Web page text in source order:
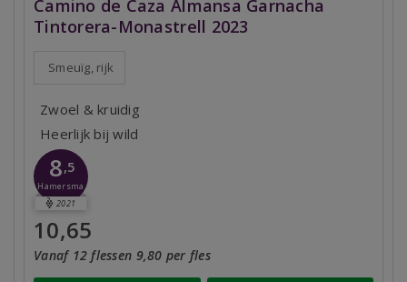
Camino de Caza Almansa Garnacha
Tintorera-Monastrell 2023
Smeuïg, rijk
Zwoel & kruidig
Heerlijk bij wild
8,5
Hamersma
2021
10,65
Vanaf 12 flessen 9,80 per fles